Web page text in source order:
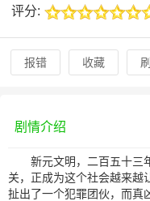
评分:
报错 收藏
剧情介绍
新元文明，二百五十三年
关，正成为这个社会越来越
扯出了一个犯罪团伙，而真